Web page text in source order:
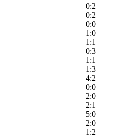
0:2
0:2
0:0
1:0
1:1
0:3
1:1
1:3
4:2
0:0
2:0
2:1
5:0
2:0
1:2